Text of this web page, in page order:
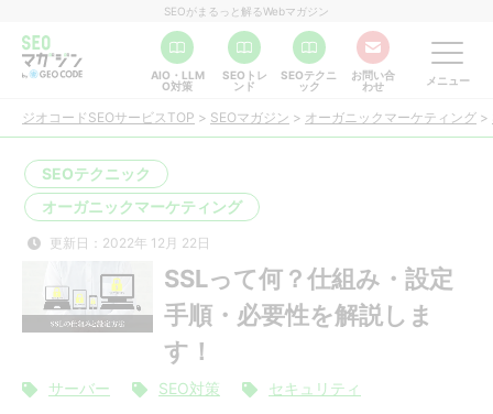
SEOがまるっと解るWebマガジン
AIO・LLM
O対策
SEOトレ
ンド
SEOテクニ
ック
お問い合
わせ
メニュー
ジオコードSEOサービスTOP > SEOマガジン > オーガニックマーケティング >
SEOテクニック
オーガニックマーケティング
更新日：2022年 12月 22日
SSLって何？仕組み・設定
手順・必要性を解説しま
す！
サーバー SEO対策 セキュリティ